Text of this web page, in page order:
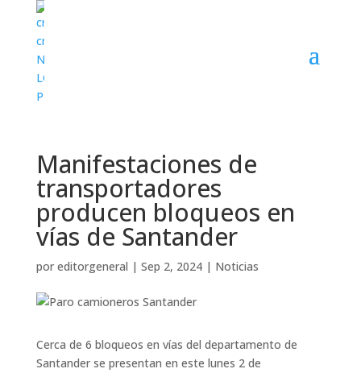
Manifestaciones de
transportadores
producen bloqueos en
vías de Santander
por editorgeneral | Sep 2, 2024| Noticias
Cerca de 6 bloqueos en vías del departamento de
Santander se presentan en este lunes 2 de